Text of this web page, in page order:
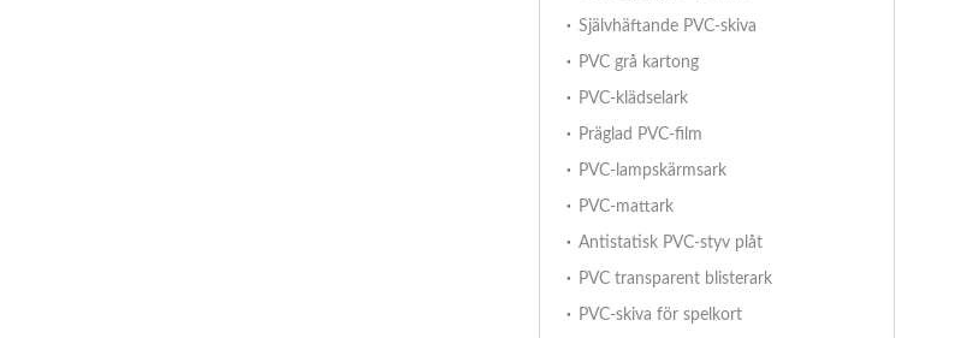
Självhäftande PVC-skiva
PVC grå kartong
PVC-klädselark
Präglad PVC-film
PVC-lampskärmsark
PVC-mattark
Antistatisk PVC-styv plåt
PVC transparent blisterark
PVC-skiva för spelkort